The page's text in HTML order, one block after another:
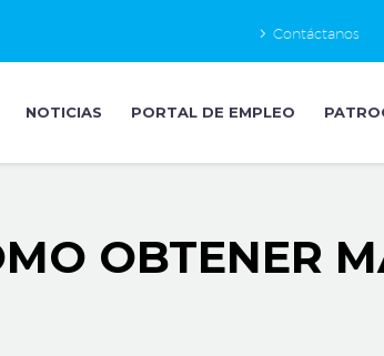
Contáctanos
NOTICIAS PORTAL DE EMPLEO
OBTENER